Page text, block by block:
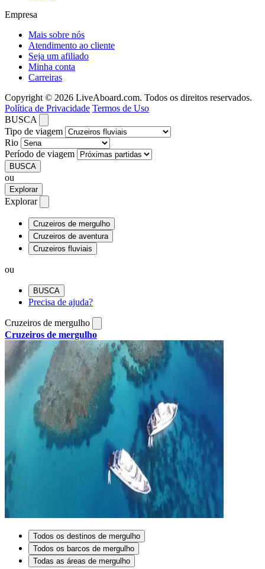
Empresa
Mais sobre nós
Atendimento ao cliente
Seja um afiliado
Minha conta
Carreiras
Copyright © 2026 LiveAboard.com. Todos os direitos reservados.
Política de Privacidade Termos de Uso
BUSCA
Tipo de viagem
Rio
Período de viagem
BUSCA
ou
Explorar
Explorar
Cruzeiros de mergulho
Cruzeiros de aventura
Cruzeiros fluviais
ou
BUSCA
Precisa de ajuda?
Cruzeiros de mergulho
Cruzeiros de mergulho
Todos os destinos de mergulho
Todos os barcos de mergulho
Todas as áreas de mergulho